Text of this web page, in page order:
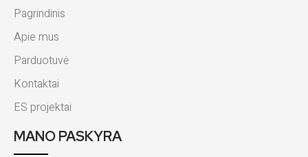
Pagrindinis
Apie mus
Parduotuvė
Kontaktai
ES projektai
MANO PASKYRA